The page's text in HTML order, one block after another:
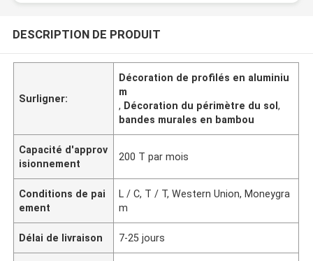
DESCRIPTION DE PRODUIT
Surligner:
Décoration de profilés en aluminiu
m
, Décoration du périmètre du sol,
bandes murales en bambou
Capacité d'approv
isionnement
200 T par mois
Conditions de pai
ement
L / C, T / T, Western Union, Moneygra
m
Délai de livraison 7-25 jours